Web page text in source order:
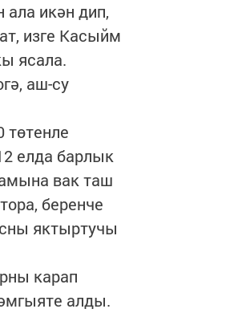
ала икән дип,
изге Касыйм
ясала.
аш-су
төтенле
елда барлык
вак таш
беренче
яктыртучы
карап
алды.